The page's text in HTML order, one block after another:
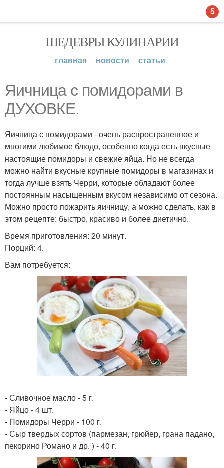
ШЕДЕВРЫ КУЛИНАРИИ
главная новости статьи
Яичница с помидорами в
ДУХОВКЕ.
Яичница с помидорами - очень распространенное и
многими любимое блюдо, особенно когда есть вкусные
настоящие помидоры и свежие яйца. Но не всегда
можно найти вкусные крупные помидоры в магазинах и
тогда лучше взять Черри, которые обладают более
постоянным насыщенным вкусом независимо от сезона.
Можно просто пожарить яичницу, а можно сделать, как в
этом рецепте: быстро, красиво и более диетично.
Время приготовления: 20 минут.
Порций: 4.
Вам потребуется:
- Сливочное масло - 5 г.
- Яйцо - 4 шт.
- Помидоры Черри - 100 г.
- Сыр твердых сортов (пармезан, грюйер, грана падано,
пекорино Романо и др. ) - 40 г.
5